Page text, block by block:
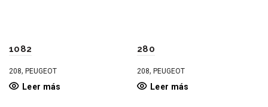
1082
208, PEUGEOT
Leer más
280
208, PEUGEOT
Leer más